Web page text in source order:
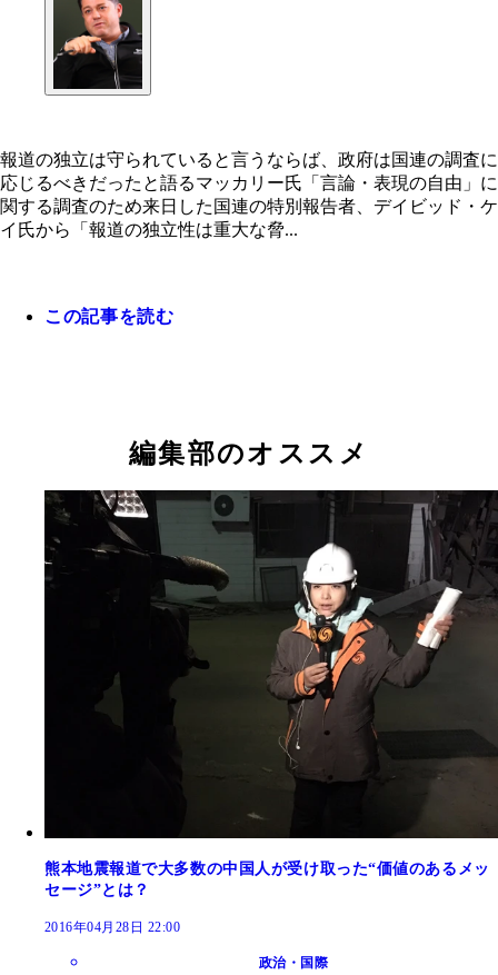
報道の独立は守られていると言うならば、政府は
調査に応じるべきだったと語るマッカリー氏
報道の独立は守られていると言うならば、政府は国連の調査に
応じるべきだったと語るマッカリー氏「言論・表現の自由」に
関する調査のため来日した国連の特別報告者、デイビッド・ケ
イ氏から「報道の独立性は重大な脅...
この記事を読む
編集部のオススメ
熊本地震報道で大多数の中国人が受け取った“価値のあるメッ
セージ”とは？
2016年04月28日 22:00
政治・国際